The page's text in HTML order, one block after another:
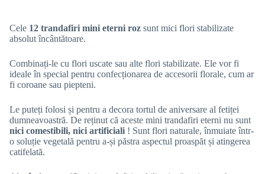
Cele 12 trandafiri mini eterni roz sunt mici flori stabilizate
absolut încântătoare.
Combinați-le cu flori uscate sau alte flori stabilizate. Ele vor fi
ideale în special pentru confecționarea de accesorii florale, cum ar
fi coroane sau piepteni.
Le puteți folosi și pentru a decora tortul de aniversare al fetiței
dumneavoastră. De reținut că aceste mini trandafiri eterni nu sunt
nici comestibili, nici artificiali ! Sunt flori naturale, înmuiate într-
o soluție vegetală pentru a-și păstra aspectul proaspăt și atingerea
catifelată.